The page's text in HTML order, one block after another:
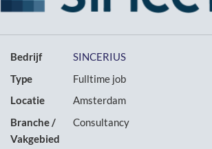
Bedrijf
SINCERIUS
Type
Fulltime job
Locatie
Amsterdam
Branche /
Vakgebied
Consultancy